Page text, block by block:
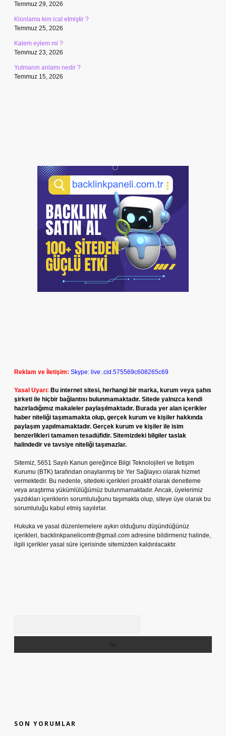
Temmuz 29, 2026
Klonlama kim icat etmiştir ?
Temmuz 25, 2026
Kalem eylem mi ?
Temmuz 23, 2026
Yutmanın anlamı nedir ?
Temmuz 15, 2026
Reklam ve İletişim: Skype: live:.cid.575569c608265c69
Yasal Uyarı: Bu internet sitesi, herhangi bir marka, kurum veya şahıs
şirketi ile hiçbir bağlantısı bulunmamaktadır. Sitede yalnızca kendi
hazırladığımız makaleler paylaşılmaktadır. Burada yer alan içerikler
haber niteliği taşımamakta olup, gerçek kurum ve kişiler hakkında
paylaşım yapılmamaktadır. Gerçek kurum ve kişiler ile isim
benzerlikleri tamamen tesadüfidir. Sitemizdeki bilgiler taslak
halindedir ve tavsiye niteliği taşımazlar.
Sitemiz, 5651 Sayılı Kanun gereğince Bilgi Teknolojileri ve İletişim
Kurumu (BTK) tarafından onaylanmış bir Yer Sağlayıcı olarak hizmet
vermektedir. Bu nedenle, sitedeki içerikleri proaktif olarak denetleme
veya araştırma yükümlülüğümüz bulunmamaktadır. Ancak, üyelerimiz
yazdıkları içeriklerin sorumluluğunu taşımakta olup, siteye üye olarak bu
sorumluluğu kabul etmiş sayılırlar.
Hukuka ve yasal düzenlemelere aykırı olduğunu düşündüğünüz
içerikleri, backlinkpanelicomtr@gmail.com adresine bildirmeniz halinde,
ilgili içerikler yasal süre içerisinde sitemizden kaldırılacaktır.
SON YORUMLAR